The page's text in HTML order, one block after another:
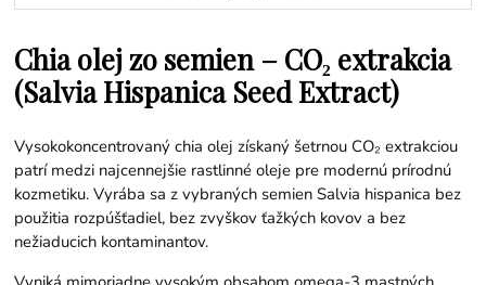
Chia olej zo semien – CO₂ extrakcia
(Salvia Hispanica Seed Extract)
Vysokokoncentrovaný chia olej získaný šetrnou CO₂ extrakciou
patrí medzi najcennejšie rastlinné oleje pre modernú prírodnú
kozmetiku. Vyrába sa z vybraných semien Salvia hispanica bez
použitia rozpúšťadiel, bez zvyškov ťažkých kovov a bez
nežiaducich kontaminantov.